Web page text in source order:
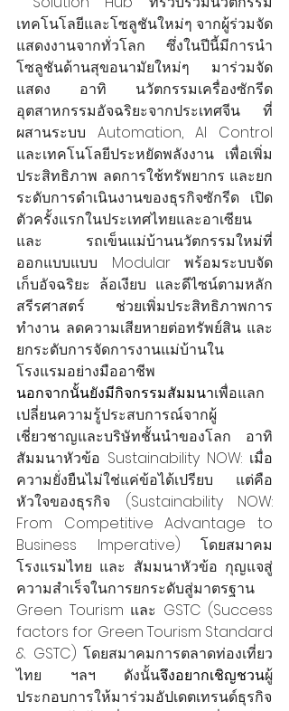
เทคโนโลยีและโซลูชันใหม่ๆ จากผู้ร่วมจัด
แสดงงานจากทั่วโลก ซึ่งในปีนี้มีการนำ
โซลูชันด้านสุขอนามัยใหม่ๆ มาร่วมจัด
แสดง อาทิ นวัตกรรมเครื่องซักรีด
อุตสาหกรรมอัจฉริยะจากประเทศจีน ที่
ผสานระบบ Automation, AI Control
และเทคโนโลยีประหยัดพลังงาน เพื่อเพิ่ม
ประสิทธิภาพ ลดการใช้ทรัพยากร และยก
ระดับการดำเนินงานของธุรกิจซักรีด เปิด
ตัวครั้งแรกในประเทศไทยและอาเซียน
และ รถเข็นแม่บ้านนวัตกรรมใหม่ที่
ออกแบบแบบ Modular พร้อมระบบจัด
เก็บอัจฉริยะ ล้อเงียบ และดีไซน์ตามหลัก
สรีรศาสตร์ ช่วยเพิ่มประสิทธิภาพการ
ทำงาน ลดความเสียหายต่อทรัพย์สิน และ
ยกระดับการจัดการงานแม่บ้านใน
โรงแรมอย่างมืออาชีพ
นอกจากนั้นยังมีกิจกรรมสัมมนาเพื่อแลก
เปลี่ยนความรู้ประสบการณ์จากผู้
เชี่ยวชาญและบริษัทชั้นนำของโลก อาทิ
สัมมนาหัวข้อ Sustainability NOW: เมื่อ
ความยั่งยืนไม่ใช่แค่ข้อได้เปรียบ แต่คือ
หัวใจของธุรกิจ (Sustainability NOW:
From Competitive Advantage to
Business Imperative) โดยสมาคม
โรงแรมไทย และ สัมมนาหัวข้อ กุญแจสู่
ความสำเร็จในการยกระดับสู่มาตรฐาน
Green Tourism และ GSTC (Success
factors for Green Tourism Standard
& GSTC) โดยสมาคมการตลาดท่องเที่ยว
ไทย ฯลฯ ดังนั้นจึงอยากเชิญชวนผู้
ประกอบการให้มาร่วมอัปเดตเทรนด์ธุรกิจ